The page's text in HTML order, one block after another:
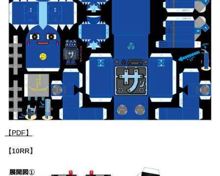
【PDF】
【10RR】